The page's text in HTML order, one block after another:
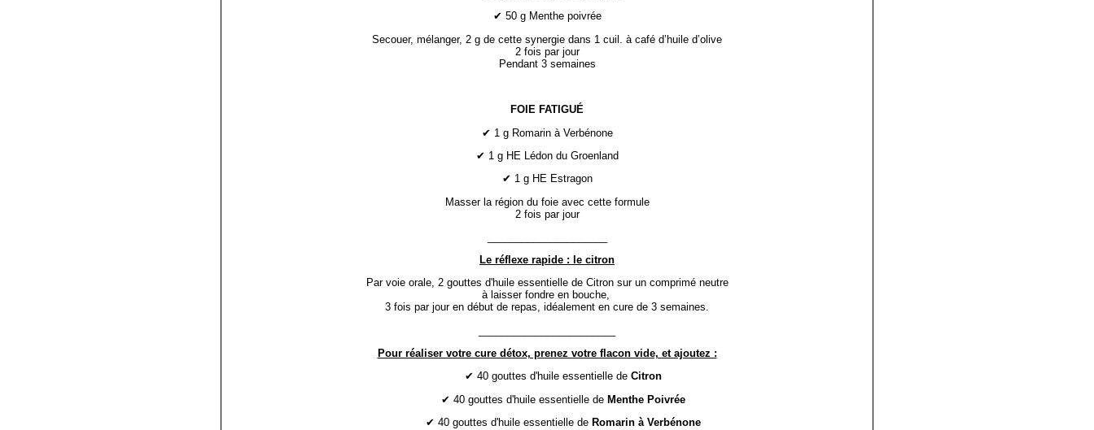
✔ 50 g Menthe poivrée
Secouer, mélanger, 2 g de cette synergie dans 1 cuil. à café d’huile d’olive
2 fois par jour
Pendant 3 semaines
FOIE FATIGUÉ
✔ 1 g Romarin à Verbénone
✔ 1 g HE Lédon du Groenland
✔ 1 g HE Estragon
Masser la région du foie avec cette formule
2 fois par jour
Le réflexe rapide : le citron
Par voie orale, 2 gouttes d'huile essentielle de Citron sur un comprimé neutre
à laisser fondre en bouche,
3 fois par jour en début de repas, idéalement en cure de 3 semaines.
Pour réaliser votre cure détox, prenez votre flacon vide, et ajoutez :
✔ 40 gouttes d'huile essentielle de Citron
✔ 40 gouttes d'huile essentielle de Menthe Poivrée
✔ 40 gouttes d'huile essentielle de Romarin à Verbénone